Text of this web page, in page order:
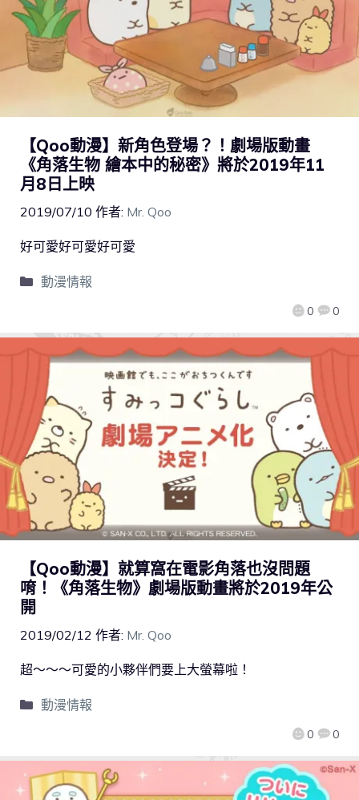
【Qoo動漫】新角色登場？！劇場版動畫
《角落生物 繪本中的秘密》將於2019年11
月8日上映
2019/07/10 作者: Mr. Qoo
0 0
好可愛好可愛好可愛
動漫情報
【Qoo動漫】就算窩在電影角落也沒問題
唷！《角落生物》劇場版動畫將於2019年公
開
2019/02/12 作者: Mr. Qoo
0 0
超～～～可愛的小夥伴們要上大螢幕啦！
動漫情報